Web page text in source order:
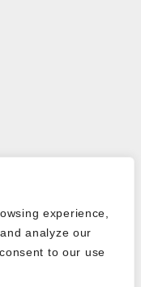
experience,
analyze our
to our use